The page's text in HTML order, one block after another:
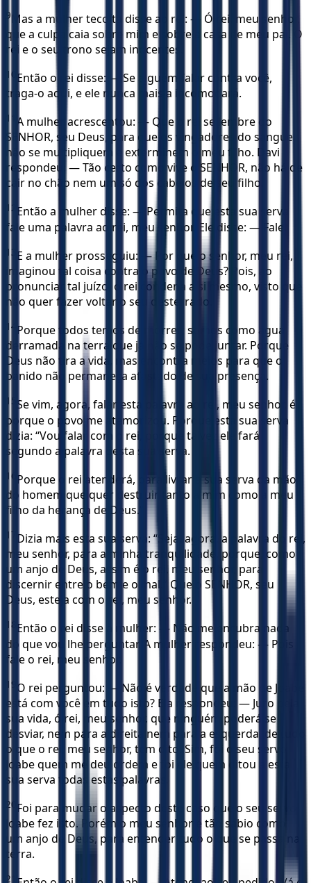
9
Mas a mulher tecoíta disse ao rei: — Ó rei, meu senhor,
que a culpa caia sobre mim e sobre a casa de meu pai. O
rei e o seu trono sejam inocentes.
10 Então o rei disse: — Se alguém falar contra você,
traga-o aqui, e ele nunca mais a incomodará.
11
A mulher acrescentou: — Que o rei se lembre do
SENHOR, seu Deus, para que os vingadores do sangue
não se multipliquem e exterminem o meu filho. Davi
respondeu: — Tão certo como vive o SENHOR, não há de
cair no chão nem um só dos cabelos de seu filho.
12 Então a mulher disse: — Permita que esta sua serva
fale uma palavra ao rei, meu senhor. Ele disse: — Fale.
13 E a mulher prosseguiu: — Por que o senhor, meu rei,
imaginou tal coisa contra o povo de Deus? Pois, ao
pronunciar tal juízo, o rei condena a si mesmo, visto que
não quer fazer voltar o seu desterrado.
14 Porque todos temos de morrer; somos como água
derramada na terra que já não se pode juntar. Porque
Deus não tira a vida, mas encontra meios para que o
banido não permaneça afastado de sua presença.
15 Se vim, agora, falar esta palavra ao rei, meu senhor, é
porque o povo me atemorizou. Porque esta sua serva
dizia: “Vou falar com o rei, porque talvez ele fará
segundo a palavra desta sua serva.
16 Porque o rei atenderá, para livrar a sua serva da mão
do homem que quer destruir tanto a mim como a meu
filho da herança de Deus.”
17 Dizia mais esta sua serva: “Seja, agora, a palavra do rei,
meu senhor, para a minha tranquilidade, porque, como
um anjo de Deus, assim é o rei, meu senhor, para
discernir entre o bem e o mal.” Que o SENHOR, seu
Deus, esteja com o rei, meu senhor.
18 Então o rei disse à mulher: — Não me encubra nada
do que vou lhe perguntar. A mulher respondeu: — Pois
fale o rei, meu senhor.
19 O rei perguntou: — Não é verdade que a mão de Joabe
está com você em tudo isto? Ela respondeu: — Juro pela
sua vida, ó rei, meu senhor, que ninguém poderá se
desviar, nem para a direita nem para a esquerda, de tudo
o que o rei, meu senhor, tem dito. Sim, foi o seu servo
Joabe quem me deu ordem e foi ele quem ditou a esta
sua serva todas estas palavras.
20 Foi para mudar o aspecto deste caso que o seu servo
Joabe fez isto. Porém o meu senhor é tão sábio como
um anjo de Deus, para entender tudo o que se passa na
terra.
21